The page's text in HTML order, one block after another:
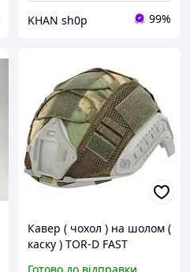
KHAN sh0p 99%
Кавер ( чохол ) на шолом (
каску ) TOR-D FAST